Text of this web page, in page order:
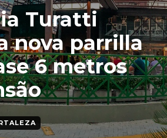
Turatti
nova parrilla
6 metros